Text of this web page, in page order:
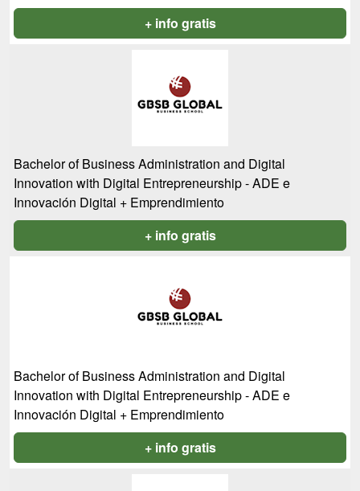
+ info gratis
Bachelor of Business Administration and Digital
Innovation with Digital Entrepreneurship - ADE e
Innovación Digital + Emprendimiento
+ info gratis
Bachelor of Business Administration and Digital
Innovation with Digital Entrepreneurship - ADE e
Innovación Digital + Emprendimiento
+ info gratis